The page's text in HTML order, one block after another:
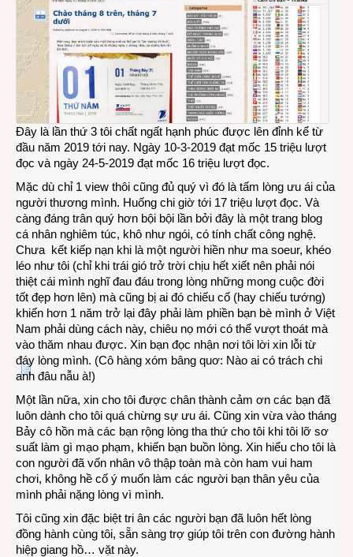
Đây là lần thứ 3 tôi chất ngất hạnh phúc được lên đỉnh kể từ
đầu năm 2019 tới nay. Ngày 10-3-2019 đạt mốc 15 triệu lượt
đọc và ngày 24-5-2019 đạt mốc 16 triệu lượt đọc.
Mặc dù chỉ 1 view thôi cũng đủ quý vì đó là tấm lòng ưu ái của
người thương mình. Huống chi giờ tới 17 triệu lượt đọc. Và
càng đáng trân quý hơn bội bội lần bởi đây là một trang blog
cá nhân nghiêm túc, khô như ngói, có tính chất công nghệ.
Chưa kết kiếp nạn khi là một người hiền như ma soeur, khéo
léo như tôi (chỉ khi trái gió trở trời chịu hết xiết nên phải nói
thiệt cái mình nghĩ đau đáu trong lòng những mong cuộc đời
tốt đẹp hơn lên) mà cũng bị ai đó chiếu cố (hay chiếu tướng)
khiến hơn 1 năm trở lại đây phải làm phiền bạn bè mình ở Việt
Nam phải dùng cách này, chiêu nọ mới có thể vượt thoát mà
vào thăm nhau được. Xin bạn đọc nhận nơi tôi lời xin lỗi từ
đáy lòng mình. (Cô hàng xóm bâng quơ: Nào ai có trách chi
anh đâu nẫu à!)
Một lần nữa, xin cho tôi được chân thành cảm ơn các bạn đã
luôn dành cho tôi quá chừng sự ưu ái. Cũng xin vừa vào tháng
Bảy cô hồn mà các bạn rộng lòng tha thứ cho tôi khi tôi lỡ sơ
suất làm gì mạo phạm, khiến bạn buồn lòng. Xin hiểu cho tôi là
con người đã vốn nhân vô thập toàn mà còn ham vui ham
chơi, không hề cố ý muốn làm các người bạn thân yêu của
mình phải nặng lòng vì mình.
Tôi cũng xin đặc biệt tri ân các người bạn đã luôn hết lòng
đồng hành cùng tôi, sẵn sàng trợ giúp tôi trên con đường hành
hiệp giang hồ… vặt này.